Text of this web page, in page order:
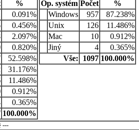
%
0.091%
0.456%
2.097%
0.820%
52.598%
31.176%
11.486%
0.912%
0.365%
100.000%
Op. systém Počet
%
Windows
957
87.238%
Unix
126
11.486%
Mac
10
0.912%
Jiný
4
0.365%
Vše:
1097 100.000%
---